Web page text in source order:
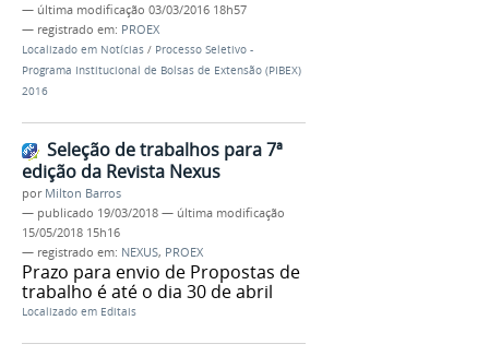
— última modificação 03/03/2016 18h57
— registrado em: PROEX
Localizado em Notícias / Processo Seletivo -
Programa Institucional de Bolsas de Extensão (PIBEX)
2016
Seleção de trabalhos para 7ª
edição da Revista Nexus
por Milton Barros
— publicado 19/03/2018 — última modificação
15/05/2018 15h16
— registrado em: NEXUS, PROEX
Prazo para envio de Propostas de
trabalho é até o dia 30 de abril
Localizado em Editais